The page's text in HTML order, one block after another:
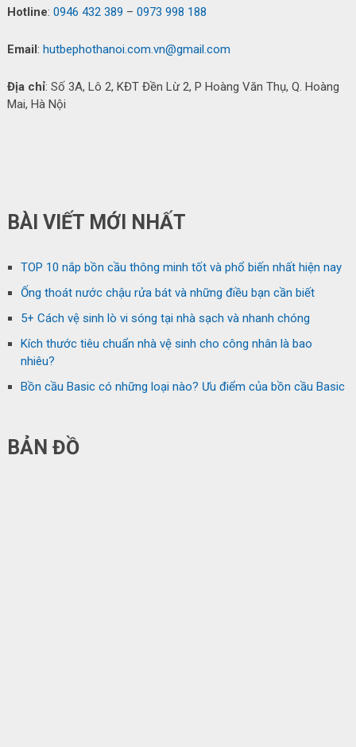
Hotline: 0946 432 389 – 0973 998 188
Email: hutbephothanoi.com.vn@gmail.com
Địa chỉ: Số 3A, Lô 2, KĐT Đền Lừ 2, P Hoàng Văn Thụ, Q. Hoàng
Mai, Hà Nội
BÀI VIẾT MỚI NHẤT
TOP 10 nắp bồn cầu thông minh tốt và phổ biến nhất hiện nay
Ống thoát nước chậu rửa bát và những điều bạn cần biết
5+ Cách vệ sinh lò vi sóng tại nhà sạch và nhanh chóng
Kích thước tiêu chuẩn nhà vệ sinh cho công nhân là bao
nhiêu?
Bồn cầu Basic có những loại nào? Ưu điểm của bồn cầu Basic
BẢN ĐỒ